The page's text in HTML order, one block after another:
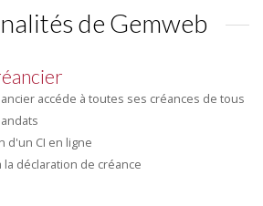
de Gemweb
accéde à toutes ses créances de tous
d'un CI en ligne
la déclaration de créance